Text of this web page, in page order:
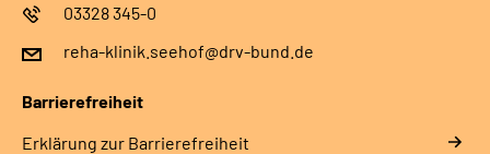
03328 345-0
reha-klinik.seehof@drv-bund.de
Barrierefreiheit
Erklärung zur Barrierefreiheit